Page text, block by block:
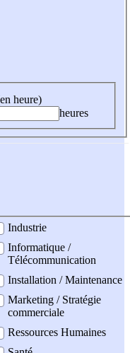
heure)
heures
Industrie
Informatique /
Télécommunication
Installation / Maintenance
Marketing / Stratégie
commerciale
Ressources Humaines